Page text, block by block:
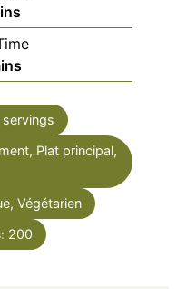
servings
Plat principal,
Végétarien
200